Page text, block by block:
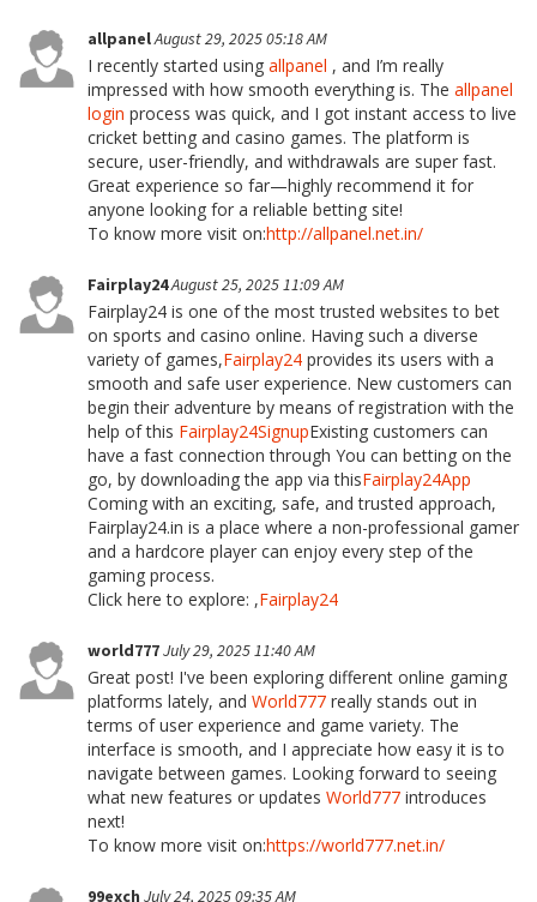
allpanelAugust 29, 2025 05:18 AM
I recently started using allpanel , and I’m really
impressed with how smooth everything is. The allpanel
login process was quick, and I got instant access to live
cricket betting and casino games. The platform is
secure, user-friendly, and withdrawals are super fast.
Great experience so far—highly recommend it for
anyone looking for a reliable betting site!
To know more visit on:http://allpanel.net.in/
Fairplay24August 25, 2025 11:09 AM
Fairplay24 is one of the most trusted websites to bet
on sports and casino online. Having such a diverse
variety of games,Fairplay24 provides its users with a
smooth and safe user experience. New customers can
begin their adventure by means of registration with the
help of this Fairplay24SignupExisting customers can
have a fast connection through You can betting on the
go, by downloading the app via thisFairplay24App
Coming with an exciting, safe, and trusted approach,
Fairplay24.in is a place where a non-professional gamer
and a hardcore player can enjoy every step of the
gaming process.
Click here to explore: ,Fairplay24
world777July 29, 2025 11:40 AM
Great post! I've been exploring different online gaming
platforms lately, and World777 really stands out in
terms of user experience and game variety. The
interface is smooth, and I appreciate how easy it is to
navigate between games. Looking forward to seeing
what new features or updates World777 introduces
next!
To know more visit on:https://world777.net.in/
99exch July 24, 2025 09:35 AM